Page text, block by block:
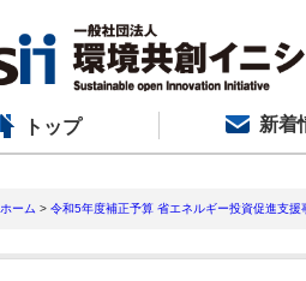
トップ 新着
ホーム > 令和5年度補正予算 省エネルギー投資促進支援